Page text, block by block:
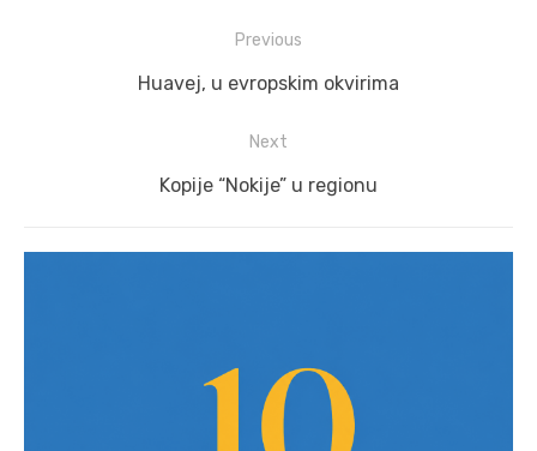
navigation
Previous
Previous
Huavej, u evropskim okvirima
Next
Next
Kopije “Nokije” u regionu